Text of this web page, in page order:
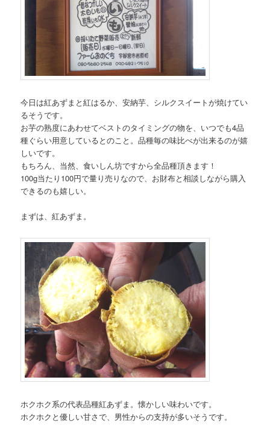
今日は紅あずまと紅はるか、安納芋、シルクスイートが焼けてい
るそうです。
お芋の熟度にあわせてベストのタイミングの物を、いつでも4品
種ぐらい用意しているとのこと。品種毎の味比べが出来るのが嬉
しいです。
もちろん、当然、食いしん坊ですから全品種頂きます！
100g当たり100円で量り売りなので、お財布と相談しながら購入
できるのも嬉しい。
まずは、紅あずま。
ホクホク系の代表品種紅あずま。懐かしい味わいです。
ホクホクと優しい甘さで、男性からの支持が多いそうです。